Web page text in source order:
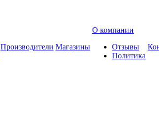
Производители Магазины
О компании
Отзывы
Политика